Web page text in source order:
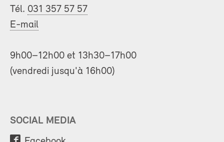
Tél. 031 357 57 57
E-mail
9h00–12h00 et 13h30–17h00
(vendredi jusqu'à 16h00)
SOCIAL MEDIA